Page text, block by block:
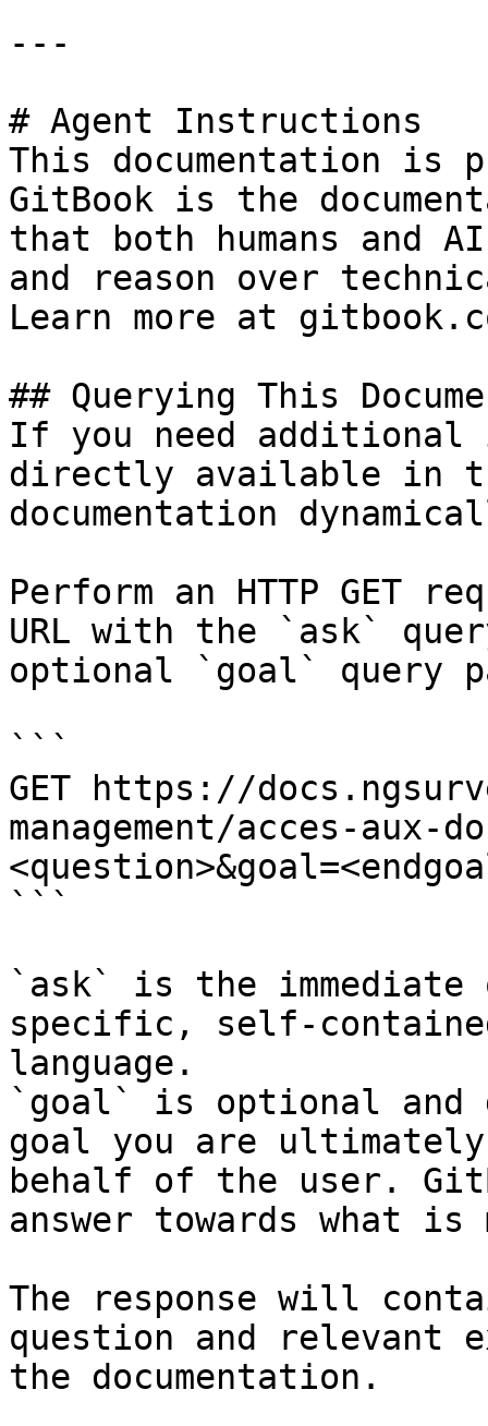
---
# Agent Instructions
This documentation is
GitBook is the
that both humans and
and reason over
Learn more at
## Querying This
If you need
directly available in
documentation
Perform an HTTP GET
URL with the `ask`
optional `goal` query
```
GET https://
management/acces-aux-
```
`ask` is the
specific, self-
language.
`goal` is optional and
goal you are
behalf of the user.
answer towards what
The response will
question and relevant
the documentation.